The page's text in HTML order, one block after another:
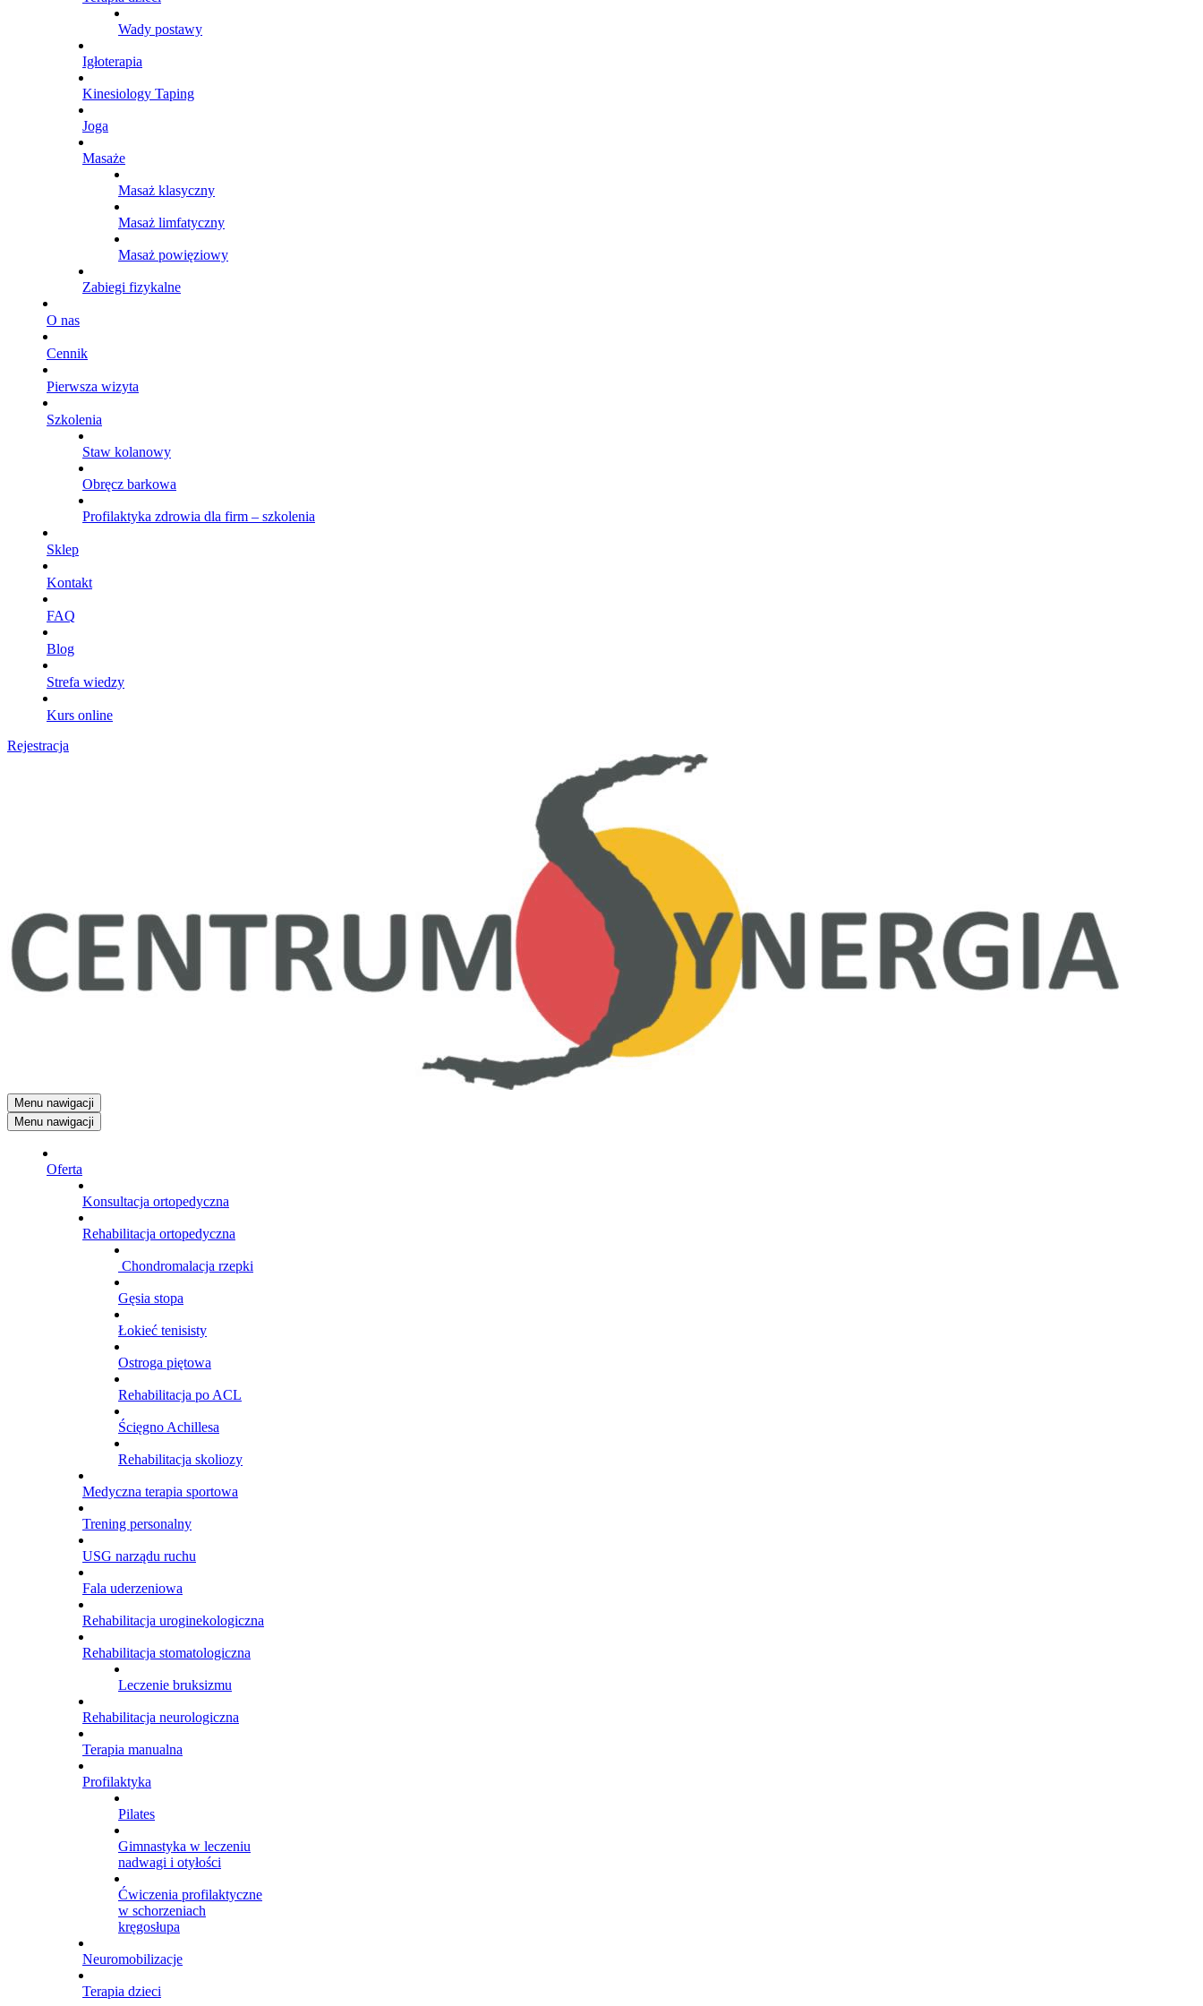
Wady postawy
Igłoterapia
Kinesiology Taping
Joga
Masaże
Masaż klasyczny
Masaż limfatyczny
Masaż powięziowy
Zabiegi fizykalne
O nas
Cennik
Pierwsza wizyta
Szkolenia
Staw kolanowy
Obręcz barkowa
Profilaktyka zdrowia dla firm – szkolenia
Sklep
Kontakt
FAQ
Blog
Strefa wiedzy
Kurs online
Rejestracja
Menu nawigacji
Menu nawigacji
Oferta
Konsultacja ortopedyczna
Rehabilitacja ortopedyczna
Chondromalacja rzepki
Gęsia stopa
Łokieć tenisisty
Ostroga piętowa
Rehabilitacja po ACL
Ścięgno Achillesa
Rehabilitacja skoliozy
Medyczna terapia sportowa
Trening personalny
USG narządu ruchu
Fala uderzeniowa
Rehabilitacja uroginekologiczna
Rehabilitacja stomatologiczna
Leczenie bruksizmu
Rehabilitacja neurologiczna
Terapia manualna
Profilaktyka
Pilates
Gimnastyka w leczeniu
nadwagi i otyłości
Ćwiczenia profilaktyczne
w schorzeniach
kręgosłupa
Neuromobilizacje
Terapia dzieci